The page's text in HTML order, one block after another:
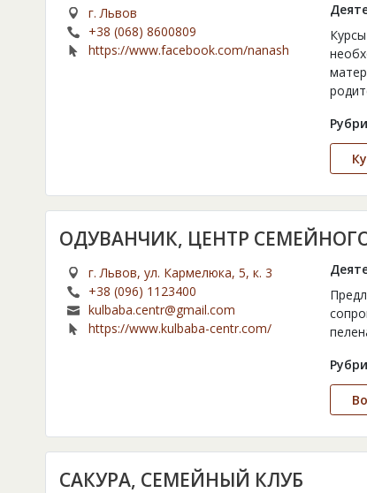
г. Львов
+38 (068) 8600809
https://www.facebook.com/nanashko/
ОДУВАНЧИК, ЦЕНТР
г. Львов, ул. Кармелюка, 5, к. 3
+38 (096) 1123400
kulbaba.centr@gmail.com
https://www.kulbaba-centr.com/
САКУРА, СЕМЕЙНЫЙ КЛУБ